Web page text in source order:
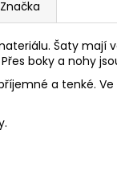
Značka
Šaty
boky a nohy
a tenké.